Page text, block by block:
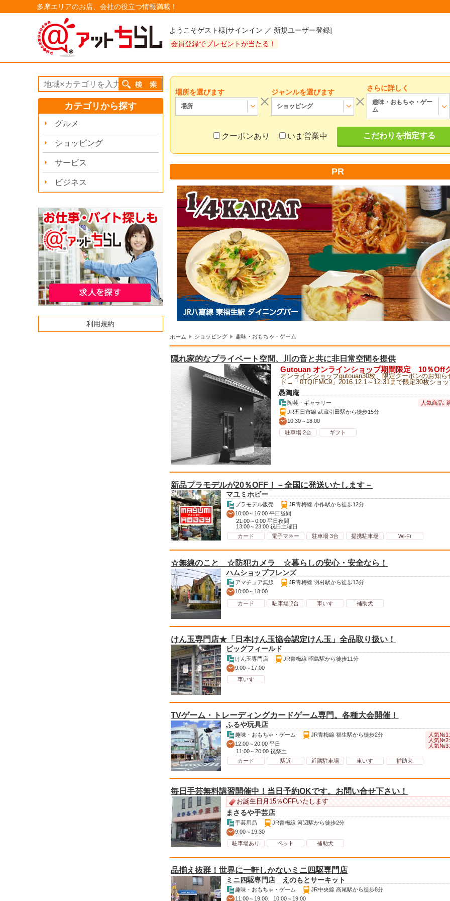
多摩エリアのお店、会社の役立つ情報満載！
ようこそゲスト様[サインイン ／ 新規ユーザー登録]
会員登録でプレゼントが当たる！
場所を選びます
場所
ジャンルを選びます
ショッピング
さらに詳しく
趣味・おもちゃ・ゲー
ム
クーポンあり いま営業中 こだわりを指定する
PR
ホーム ショッピング 趣味・おもちゃ・ゲーム
隠れ家的なプライベート空間、川の音と共に非日常空間を提供
Gutouan オンラインショップ期間限定 10％Off
オンラインショップgutouan30枚、限定クーポンのお知ら
ド→「0TQIFMC9」2016.12.1～12.31まで限定30枚ショ
愚陶庵
人気商品:
陶芸・ギャラリー
JR五日市線 武蔵引田駅から徒歩15分
10:30～18:00
駐車場 2台
ギフト
新品プラモデルが20％OFF！－全国に発送いたします－
マユミホビー
プラモデル販売
JR青梅線 小作駅から徒歩12分
10:00～16:00 平日昼間
21:00～0:00 平日夜間
13:00～23:00 祝日土曜日
カード
電子マネー 駐車場 3台 提携駐車場 Wi-Fi
☆無線のこと ☆防犯カメラ ☆暮らしの安心・安全なら！
ハムショップフレンズ
アマチュア無線
JR青梅線 羽村駅から徒歩13分
10:00～18:00
カード
駐車場 2台 車いす 補助犬
けん玉専門店★「日本けん玉協会認定けん玉」全品取り扱い！
ビッグフィールド
けん玉専門店
JR青梅線 昭島駅から徒歩11分
9:00～17:00
車いす
TVゲーム・トレーディングカードゲーム専門。各種大会開催！
ふるや玩具店
人気
人気
人気
趣味・おもちゃ・ゲーム
JR青梅線 福生駅から徒歩2分
12:00～20:00 平日
11:00～20:00 祝祭土
カード
駅近 近隣駐車場 車いす 補助犬
毎日手芸無料講習開催中！当日予約OKです。お問い合せ下さい！
お誕生日月15％OFFいたします
まさるや手芸店
手芸用品
JR青梅線 河辺駅から徒歩2分
9:00～19:30
駐車場あり
ペット 補助犬
品揃え抜群！世界に一軒しかないミニ四駆専門店
ミニ四駆専門店 えのもとサーキット
趣味・おもちゃ・ゲーム
JR中央線 高尾駅から徒歩8分
11:00～19:00、10:00～19:00
カテゴリから探す
グルメ
ショッピング
サービス
ビジネス
利用規約